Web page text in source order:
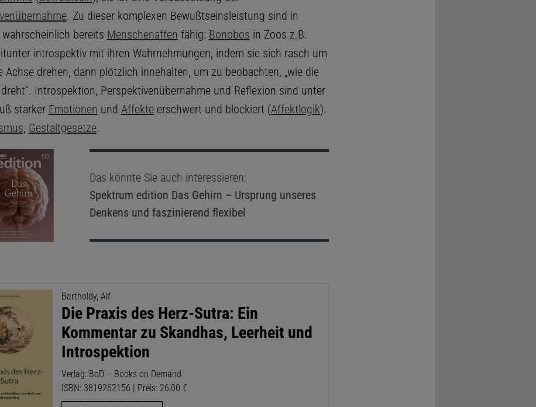
. Zu dieser komplexen Bewußtseinsleistung sind in
bereits Menschenaffen fähig: Bonobos in Zoos z.B.
introspektiv mit ihren Wahrnehmungen, indem sie sich rasch um
Achse drehen, dann plötzlich innehalten, um zu beobachten, „wie die
Introspektion, Perspektivenübernahme und Reflexion sind unter
starker Emotionen und Affekteerschwert und blockiert (Affektlogik).
, Gestaltgesetze.
Das könnte Sie auch interessieren:
Spektrum edition Das Gehirn – Ursprung unseres
Denkens und faszinierend flexibel
Bartholdy, Alf
Die Praxis des Herz-Sutra: Ein
Kommentar zu Skandhas, Leerheit und
Introspektion
Verlag: BoD – Books on Demand
ISBN: 3819262156 | Preis: 26,00 €